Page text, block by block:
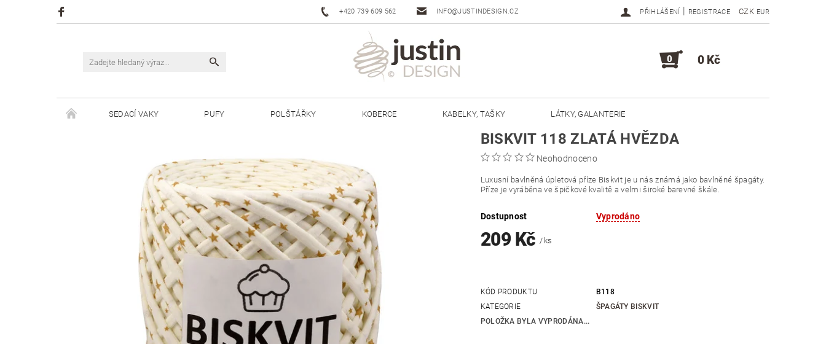
+420 739 609 562 INFO@JUSTINDESIGN.CZ CZK EUR
PŘIHLÁŠENÍ | REGISTRACE
0 0 Kč
SEDACÍ VAKY PUFY POLŠTÁŘKY KOBERCE KABELKY, TAŠKY LÁTKY, GALANTERIE
ŠŇŮRY JUSTIN 5 MM DOPLŇKY, KOMPONENTY
BISKVIT 118 ZLATÁ HVĚZDA
Neohodnoceno
Luxusní bavlněná úpletová příze Biskvit je u nás známá jako bavlněné špagáty.
Příze je vyráběna ve špičkové kvalitě a velmi široké barevné škále.
Dostupnost Vyprodáno
209 Kč/ ks
KÓD PRODUKTU
B118
KATEGORIE
ŠPAGÁTY BISKVIT
POLOŽKA BYLA VYPRODÁNA...